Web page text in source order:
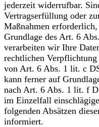
jederzeit widerrufbar.
Vertragserfüllung oder
Maßnahmen
Grundlage des Art. 6
verarbeiten wir Ihre
rechtlichen
von Art. 6 Abs. 1 lit. c
kann ferner auf
nach Art. 6 Abs. 1 lit. f
im Einzelfall
folgenden Absätzen
informiert.